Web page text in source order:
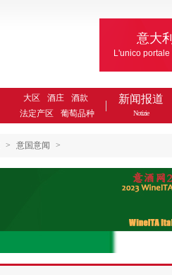
意大
L'unico
大区 酒庄
酒款
法定产区
葡萄品种
新闻报道
Notizie
> 意国意闻 >